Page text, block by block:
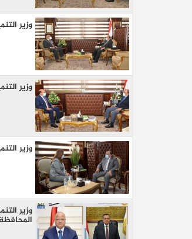
وزير
وزير
وزير
وزير
المحافظة